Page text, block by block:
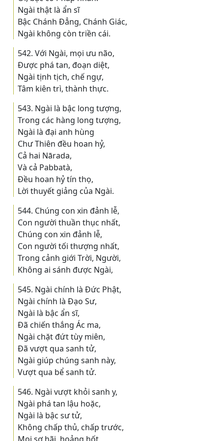
Ngài thật là ẩn sĩ
Bậc Chánh Ðẳng, Chánh Giác,
Ngài không còn triền cái.
542. Với Ngài, mọi ưu não,
Ðược phá tan, đoạn diệt,
Ngài tịnh tịch, chế ngự,
Tâm kiên trì, thành thực.
543. Ngài là bậc long tượng,
Trong các hàng long tượng,
Ngài là đại anh hùng
Chư Thiên đều hoan hỷ,
Cả hai Nārada,
Và cả Pabbatà,
Ðều hoan hỷ tín thọ,
Lời thuyết giảng của Ngài.
544. Chúng con xin đảnh lễ,
Con người thuần thục nhất,
Chúng con xin đảnh lễ,
Con người tối thượng nhất,
Trong cảnh giới Trời, Người,
Không ai sánh được Ngài,
545. Ngài chính là Ðức Phật,
Ngài chính là Ðạo Sư,
Ngài là bậc ẩn sĩ,
Ðã chiến thắng Ác ma,
Ngài chặt đứt tùy miên,
Ðã vượt qua sanh tử,
Ngài giúp chúng sanh này,
Vượt qua bể sanh tử.
546. Ngài vượt khỏi sanh y,
Ngài phá tan lậu hoặc,
Ngài là bậc sư tử,
Không chấp thủ, chấp trước,